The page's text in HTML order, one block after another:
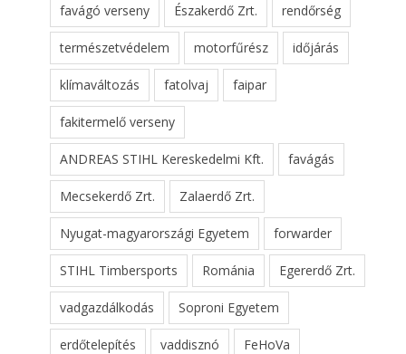
favágó verseny Északerdő Zrt. rendőrség
természetvédelem motorfűrész időjárás
klímaváltozás fatolvaj faipar
fakitermelő verseny
ANDREAS STIHL Kereskedelmi Kft. favágás
Mecsekerdő Zrt. Zalaerdő Zrt.
Nyugat-magyarországi Egyetem forwarder
STIHL Timbersports Románia Egererdő Zrt.
vadgazdálkodás Soproni Egyetem
erdőtelepítés vaddisznó FeHoVa